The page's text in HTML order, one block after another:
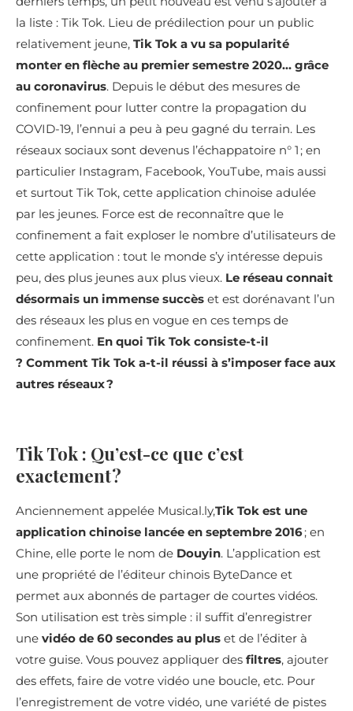
la liste : Tik Tok. Lieu de prédilection pour un public
relativement jeune, Tik Tok a vu sa popularité
monter en flèche au premier semestre 2020… grâce
au coronavirus. Depuis le début des mesures de
confinement pour lutter contre la propagation du
COVID-19, l’ennui a peu à peu gagné du terrain. Les
réseaux sociaux sont devenus l’échappatoire n° 1 ; en
particulier Instagram, Facebook, YouTube, mais aussi
et surtout Tik Tok, cette application chinoise adulée
par les jeunes. Force est de reconnaître que le
confinement a fait exploser le nombre d’utilisateurs de
cette application : tout le monde s’y intéresse depuis
peu, des plus jeunes aux plus vieux. Le réseau connait
désormais un immense succès et est dorénavant l’un
des réseaux les plus en vogue en ces temps de
confinement. En quoi Tik Tok consiste-t-il
? Comment Tik Tok a-t-il réussi à s’imposer face aux
autres réseaux ?
Tik Tok : Qu’est-ce que c’est
exactement ?
Anciennement appelée Musical.ly,Tik Tok est une
application chinoise lancée en septembre 2016; en
Chine, elle porte le nom de Douyin. L’application est
une propriété de l’éditeur chinois ByteDance et
permet aux abonnés de partager de courtes vidéos.
Son utilisation est très simple : il suffit d’enregistrer
une vidéo de 60 secondes au plus et de l’éditer à
votre guise. Vous pouvez appliquer des filtres, ajouter
des effets, faire de votre vidéo une boucle, etc. Pour
l’enregistrement de votre vidéo, une variété de pistes